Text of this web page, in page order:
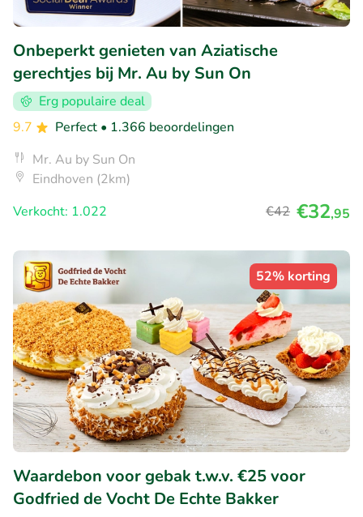
Onbeperkt genieten van Aziatische
gerechtjes bij Mr. Au by Sun On
Erg populaire deal
9.7
Perfect • 1.366 beoordelingen
Mr. Au by Sun On
Eindhoven (2km)
Verkocht: 1.022
€42 €32,95
52% korting
Waardebon voor gebak t.w.v. €25 voor
Godfried de Vocht De Echte Bakker